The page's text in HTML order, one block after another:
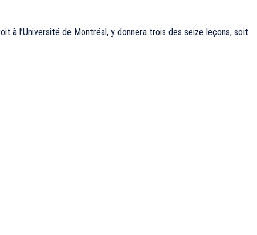
à l’Université de Montréal, y donnera trois des seize leçons, soit